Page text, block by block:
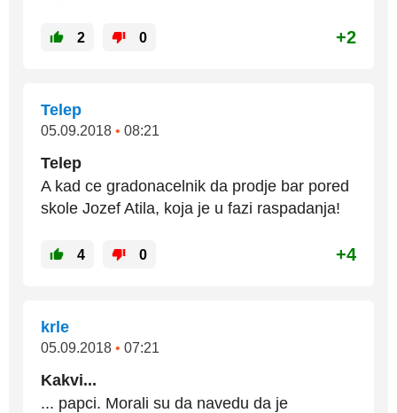
2 0 +2
Telep
05.09.2018 • 08:21
Telep
A kad ce gradonacelnik da prodje bar pored
skole Jozef Atila, koja je u fazi raspadanja!
4 0 +4
krle
05.09.2018 • 07:21
Kakvi...
... papci. Morali su da navedu da je